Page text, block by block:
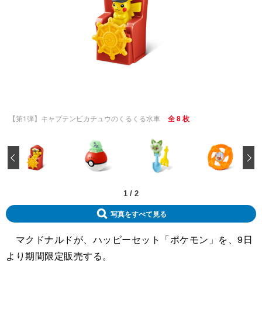
【第1弾】キャプテンピカチュウのくるくる水車 全 8 枚
1 / 2
‹
写真をすべて見る
マクドナルドが、ハッピーセット「ポケモン」を、9日
より期間限定販売する。